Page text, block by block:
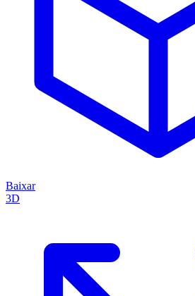
Baixar
3D